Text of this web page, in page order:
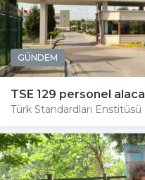
GÜNDEM
TSE 129 personel
Türk Standardları Enstitüsü